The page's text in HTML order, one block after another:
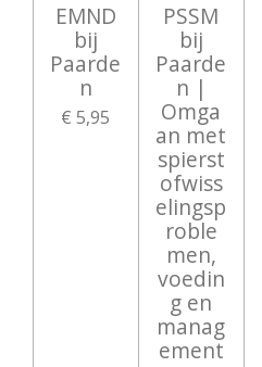
EMND
bij
Paarde
n
€ 5,95
PSSM
bij
Paarde
n |
Omga
an met
spierst
ofwiss
elingsp
roble
men,
voedin
g en
manag
ement